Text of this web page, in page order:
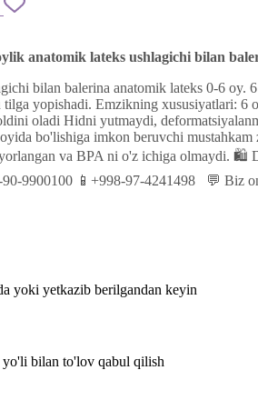
anatomik lateks ushlagichi bilan
bilan balerina anatomik lateks 0-6 oy. 6
tilga yopishadi. Emzikning xususiyatlari: 6
oladi Hidni yutmaydi,
bo'lishiga imkon beruvchi mustahkam
va BPA ni o'z ichiga olmaydi. 🛍
90-9900100 📱+998-97-4241498 💬 Biz
yoki yetkazib berilgandan keyin
bilan to'lov qabul qilish